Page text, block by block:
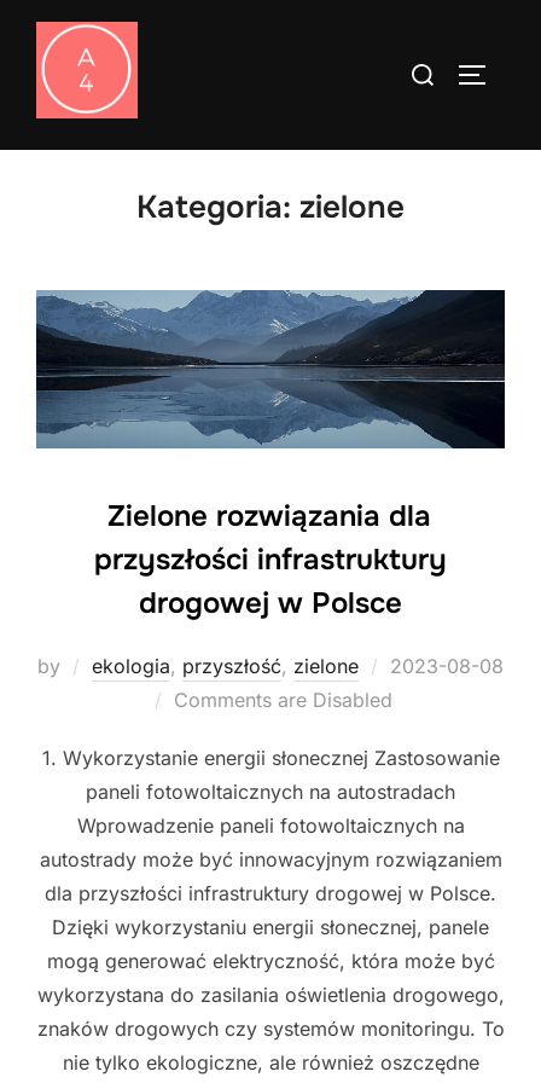
Skip
content
Search
Kategoria: zielone
Zielone rozwiązania dla
przyszłości infrastruktury
drogowej w Polsce
by ekologia, przyszłość, zielone
Posted
on
2023-08-08
Comments are Disabled
1. Wykorzystanie energii słonecznej Zastosowanie
paneli fotowoltaicznych na autostradach
Wprowadzenie paneli fotowoltaicznych na
autostrady może być innowacyjnym rozwiązaniem
dla przyszłości infrastruktury drogowej w Polsce.
Dzięki wykorzystaniu energii słonecznej, panele
mogą generować elektryczność, która może być
wykorzystana do zasilania oświetlenia drogowego,
znaków drogowych czy systemów monitoringu. To
nie tylko ekologiczne, ale również oszczędne